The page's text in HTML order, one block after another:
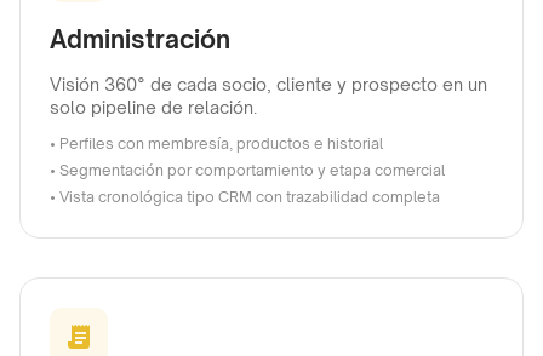
Administración
Visión 360° de cada socio, cliente y prospecto en un
solo pipeline de relación.
• Perfiles con membresía, productos e historial
• Segmentación por comportamiento y etapa comercial
• Vista cronológica tipo CRM con trazabilidad completa